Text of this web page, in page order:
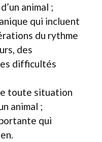
animal ;
qui incluent
du rythme
des
difficultés
toute situation
animal ;
qui